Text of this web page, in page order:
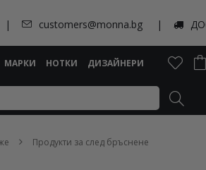
customers@monna.bg
МАРКИ НОТКИ ДИЗАЙНЕРИ
Продукти за след бръснене